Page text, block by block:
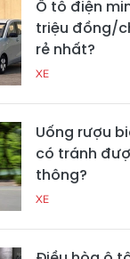
Ô tô điện
triệu đồng/
rẻ nhất?
XE
Uống rượu
có tránh
thông?
XE